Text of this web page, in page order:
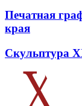
Печатная
края
Скульптура